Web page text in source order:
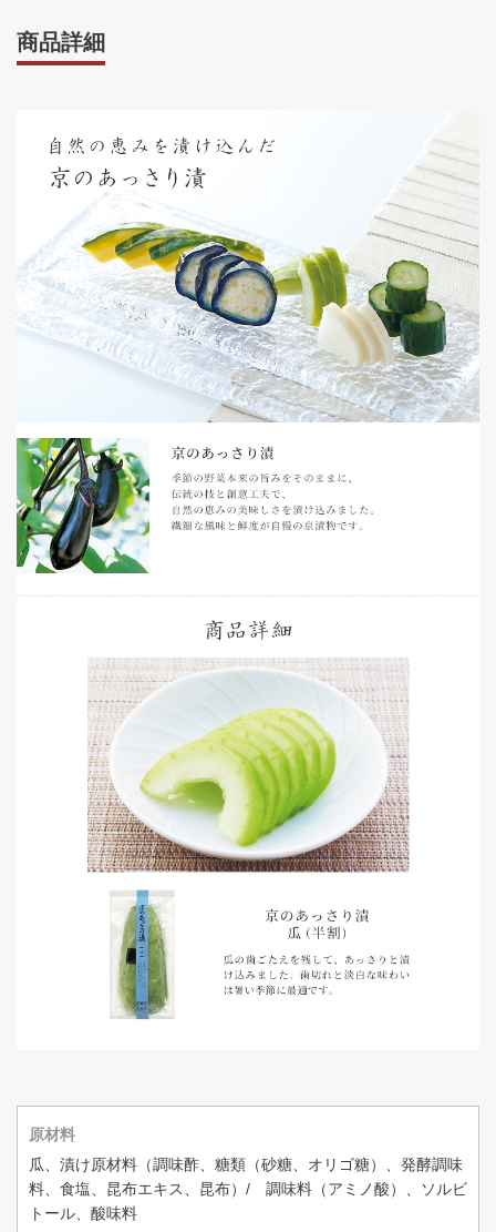
商品詳細
原材料
瓜、漬け原材料（調味酢、糖類（砂糖、オリゴ糖）、発酵調味
料、食塩、昆布エキス、昆布）/ 調味料（アミノ酸）、ソルビ
トール、酸味料